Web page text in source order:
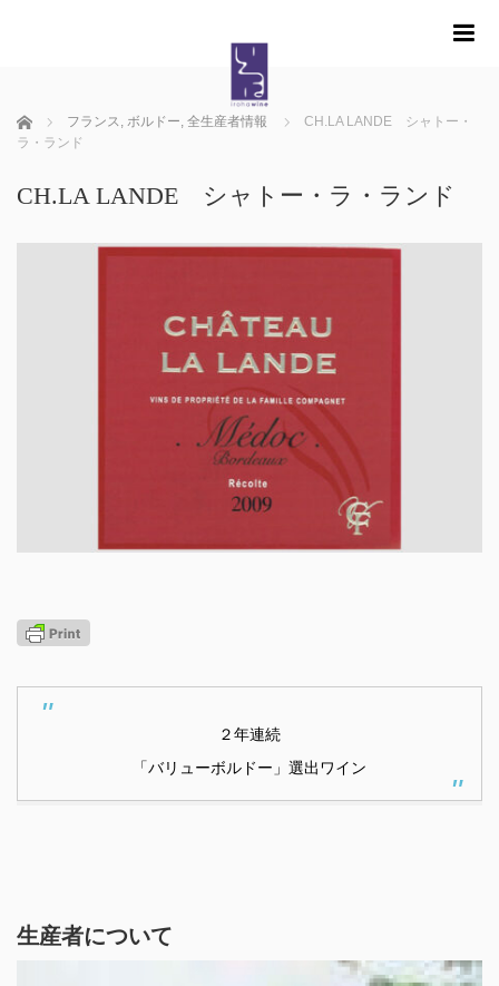
ホーム フランス, ボルドー, 全生産者情報
CH.LA LANDE シャトー・
ラ・ランド
CH.LA LANDE シャトー・ラ・ランド
２年連続
「バリューボルドー」選出ワイン
生産者について